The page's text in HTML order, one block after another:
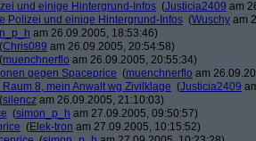
und einige Hintergrund-Infos (Justicia2409 am
Polizei und einige Hintergrund-Infos (Wuschy am
am 26.09.2005, 18:53:46)
(Chris089 am 26.09.2005, 20:54:58)
(muenchnerflo am 26.09.2005, 20:55:34)
gegen Spaceprice (muenchnerflo am
8, mein Anwalt wg Zivilklage (Justicia2409
(silencz am 26.09.2005, 21:10:03)
(simon_p_h am 27.09.2005, 09:50:57)
(Elek-tron am 27.09.2005, 10:15:52)